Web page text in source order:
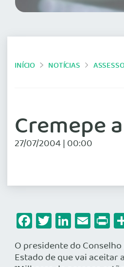
INÍCIO NOTÍCIAS
Cremepe
27/07/2004 | 00:00
Facebook
Twitter
O presidente do
Estado de que vai aceitar